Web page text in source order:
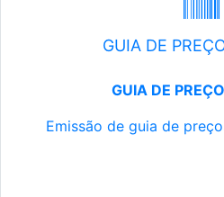
GUIA DE
GUIA DE
Emissão de guia de